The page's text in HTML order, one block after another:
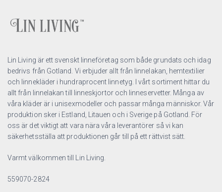
Lin Living är ett svenskt linneföretag som både grundats och idag
bedrivs från Gotland. Vi erbjuder allt från linnelakan, hemtextilier
och linnekläder i hundraprocent linnetyg. I vårt sortiment hittar du
allt från linnelakan till linneskjortor och linneservetter. Många av
våra kläder är i unisexmodeller och passar många människor. Vår
produktion sker i Estland, Litauen och i Sverige på Gotland. För
oss är det viktigt att vara nära våra leverantörer så vi kan
säkerhetsställa att produktionen går till på ett rättvist sätt.
Varmt välkommen till Lin Living.
559070-2824